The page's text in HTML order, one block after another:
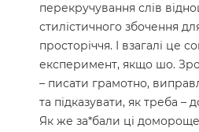
перекручування слів
стилістичного збочення
просторіччя. І взагалі це
експеримент, якщо шо.
– писати грамотно,
та підказувати, як треба –
Як же за*бали ці